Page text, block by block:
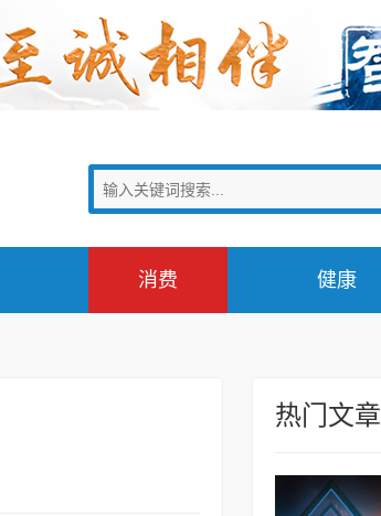
消费 健康
热门文章